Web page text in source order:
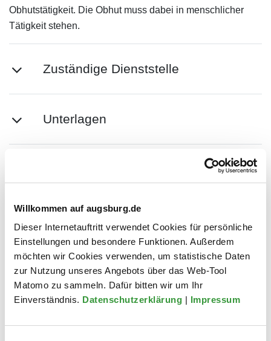
Willkommen auf augsburg.de
Dieser Internetauftritt verwendet Cookies für persönliche
Einstellungen und besondere Funktionen. Außerdem
möchten wir Cookies verwenden, um statistische Daten
zur Nutzung unseres Angebots über das Web-Tool
Matomo zu sammeln. Dafür bitten wir um Ihr
Einverständnis. Datenschutzerklärung | Impressum
Obhutstätigkeit. Die Obhut muss dabei in menschlicher
Tätigkeit stehen.
Zuständige Dienststelle
Unterlagen
Dauer